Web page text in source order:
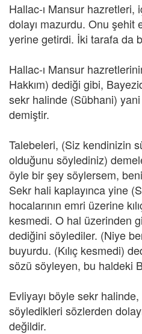
Hallac-ı Mansur hazretleri,
dolayı mazurdu. Onu şehit
yerine getirdi. İki tarafa da
Hallac-ı Mansur
Hakkım) dediği gibi,
sekr halinde (Sübhani)
demiştir.
Talebeleri, (Siz kendinizin
olduğunu söylediniz)
öyle bir şey söylersem,
Sekr hali kaplayınca yine
hocalarının emri üzerine
kesmedi. O hal üzerinden
dediğini söylediler. (Niye
buyurdu. (Kılıç kesmedi)
sözü söyleyen, bu haldeki
Evliyayı böyle sekr
söyledikleri sözlerden
değildir.